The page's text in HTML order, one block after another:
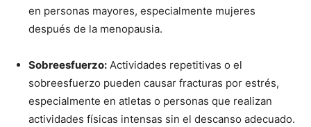
en personas mayores, especialmente mujeres
después de la menopausia.
Sobreesfuerzo: Actividades repetitivas o el
sobreesfuerzo pueden causar fracturas por estrés,
especialmente en atletas o personas que realizan
actividades físicas intensas sin el descanso adecuado.